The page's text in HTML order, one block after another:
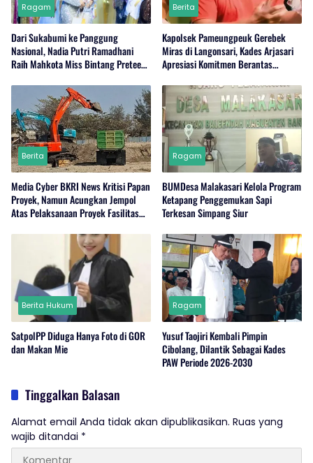
Ragam
Dari Sukabumi ke Panggung
Nasional, Nadia Putri Ramadhani
Raih Mahkota Miss Bintang Preteen
Berita
Kapolsek Pameungpeuk Gerebek
Miras di Langonsari, Kades Arjasari
Apresiasi Komitmen Berantas
Berita
Media Cyber BKRI News Kritisi Papan
Proyek, Namun Acungkan Jempol
Atas Pelaksanaan Proyek Fasilitas
Ragam
BUMDesa Malakasari Kelola Program
Ketapang Penggemukan Sapi
Terkesan Simpang Siur
Berita Hukum
SatpolPP Diduga Hanya Foto di GOR
dan Makan Mie
Ragam
Yusuf Taojiri Kembali Pimpin
Cibolang, Dilantik Sebagai Kades
PAW Periode 2026-2030
Tinggalkan Balasan
Alamat email Anda tidak akan dipublikasikan. Ruas yang
wajib ditandai *